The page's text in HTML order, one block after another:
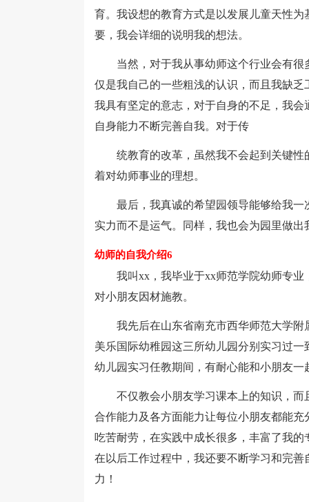
育。我设想的教育方式是以发展儿童天性
要，我会详细的说明我的想法。
当然，对于我从事幼师这个行业会有很
仅是我自己的一些粗浅的认识，而且我缺
我具有坚定的意志，对于自身的不足，我
自身能力不断完善自我。对于传
统教育的改革，虽然我不会起到关键性
着对幼师事业的理想。
最后，我真诚的希望园领导能够给我一
实力而不是运气。同样，我也会为园里做出
幼师的自我介绍6
我叫xx，我毕业于xx师范学院幼师专业
对小朋友因材施教。
我先后在山东省南充市西华师范大学附
美乐国际幼稚园这三所幼儿园分别实习过
幼儿园实习任教期间，有耐心能和小朋友一
不仅教会小朋友学习课本上的知识，而
合作能力及各方面能力让每位小朋友都能充
吃苦耐劳，在实践中成长很多，丰富了我
在以后工作过程中，我还要不断学习和完
力！